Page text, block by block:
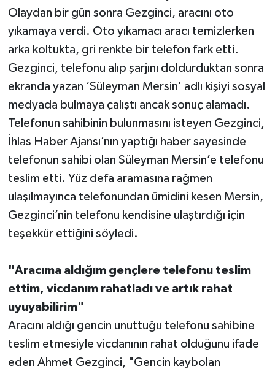
Olaydan bir gün sonra Gezginci, aracını oto
yıkamaya verdi. Oto yıkamacı aracı temizlerken
arka koltukta, gri renkte bir telefon fark etti.
Gezginci, telefonu alıp şarjını doldurduktan sonra
ekranda yazan ‘Süleyman Mersin' adlı kişiyi sosyal
medyada bulmaya çalıştı ancak sonuç alamadı.
Telefonun sahibinin bulunmasını isteyen Gezginci,
İhlas Haber Ajansı’nın yaptığı haber sayesinde
telefonun sahibi olan Süleyman Mersin’e telefonu
teslim etti. Yüz defa aramasına rağmen
ulaşılmayınca telefonundan ümidini kesen Mersin,
Gezginci’nin telefonu kendisine ulaştırdığı için
teşekkür ettiğini söyledi.
"Aracıma aldığım gençlere telefonu teslim
ettim, vicdanım rahatladı ve artık rahat
uyuyabilirim"
Aracını aldığı gencin unuttuğu telefonu sahibine
teslim etmesiyle vicdanının rahat olduğunu ifade
eden Ahmet Gezginci, "Gencin kaybolan